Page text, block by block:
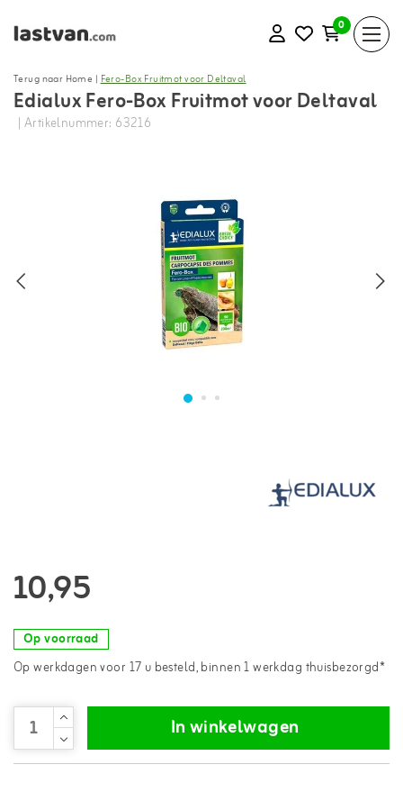
0
Terug naar Home |Fero-Box Fruitmot voor Deltaval
Edialux Fero-Box Fruitmot voor Deltaval
| Artikelnummer: 63216
10,95
Op voorraad
Op werkdagen voor 17 u besteld, binnen 1 werkdag thuisbezorgd*
In winkelwagen